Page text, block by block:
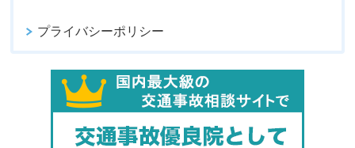
プライバシーポリシー